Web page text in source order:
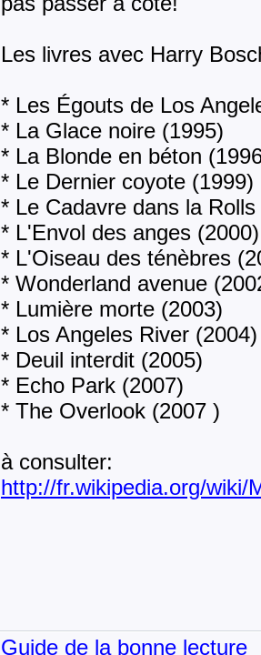
Les livres avec Harry
* Les Égouts de Los
* La Glace noire (1995)
* La Blonde en béton
* Le Dernier coyote (1999)
* Le Cadavre dans la
* L'Envol des anges (2000)
* L'Oiseau des ténèbres
* Wonderland avenue
* Lumière morte (2003)
* Los Angeles River (2004)
* Deuil interdit (2005)
* Echo Park (2007)
* The Overlook (2007 )
à consulter:
http://fr.wikipedia.org/wiki/
Guide de la bonne lecture